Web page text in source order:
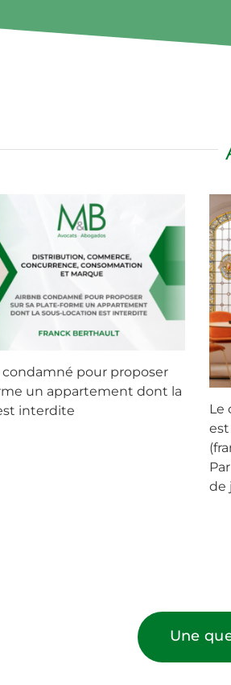
condamné pour proposer
un appartement dont la
interdite
Le
est
de
Une